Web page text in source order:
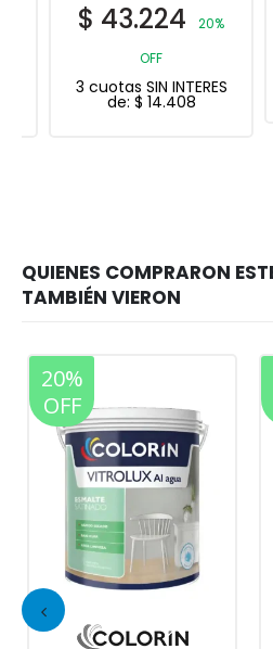
43.224
20%
OFF
3 cuotas SIN INTERES
de:$14.408
20%
OFF